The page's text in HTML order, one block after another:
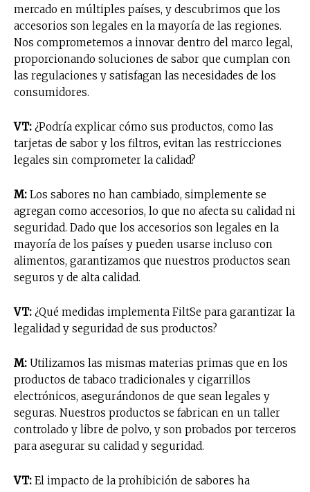
mercado en múltiples países, y descubrimos que los
accesorios son legales en la mayoría de las regiones.
Nos comprometemos a innovar dentro del marco legal,
proporcionando soluciones de sabor que cumplan con
las regulaciones y satisfagan las necesidades de los
consumidores.
VT: ¿Podría explicar cómo sus productos, como las
tarjetas de sabor y los filtros, evitan las restricciones
legales sin comprometer la calidad?
M: Los sabores no han cambiado, simplemente se
agregan como accesorios, lo que no afecta su calidad ni
seguridad. Dado que los accesorios son legales en la
mayoría de los países y pueden usarse incluso con
alimentos, garantizamos que nuestros productos sean
seguros y de alta calidad.
VT: ¿Qué medidas implementa FiltSe para garantizar la
legalidad y seguridad de sus productos?
M: Utilizamos las mismas materias primas que en los
productos de tabaco tradicionales y cigarrillos
electrónicos, asegurándonos de que sean legales y
seguras. Nuestros productos se fabrican en un taller
controlado y libre de polvo, y son probados por terceros
para asegurar su calidad y seguridad.
VT: El impacto de la prohibición de sabores ha